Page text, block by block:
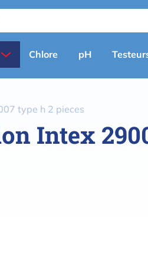
Primary
menu
Chlore pH
type h 2 pieces
Intex